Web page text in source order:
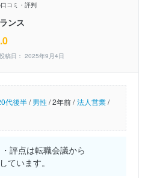
コミ・評判
ンス
稿日： 2025年9月4日
代後半/男性/2年前 / 法人営業/
評点は転職会議から
ています。